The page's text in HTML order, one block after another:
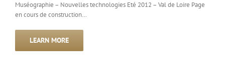
Muséographie – Nouvelles technologies Eté 2012 – Val de Loire Page
en cours de construction…
LEARN MORE